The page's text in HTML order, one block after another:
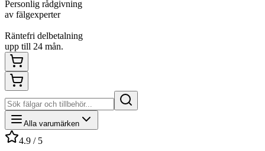
Personlig rådgivning
av fälgexperter
Räntefri delbetalning
upp till 24 mån.
Alla varumärken
4.9 / 5